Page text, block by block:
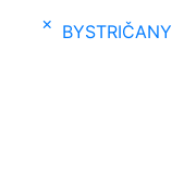
× BYSTRIČANY